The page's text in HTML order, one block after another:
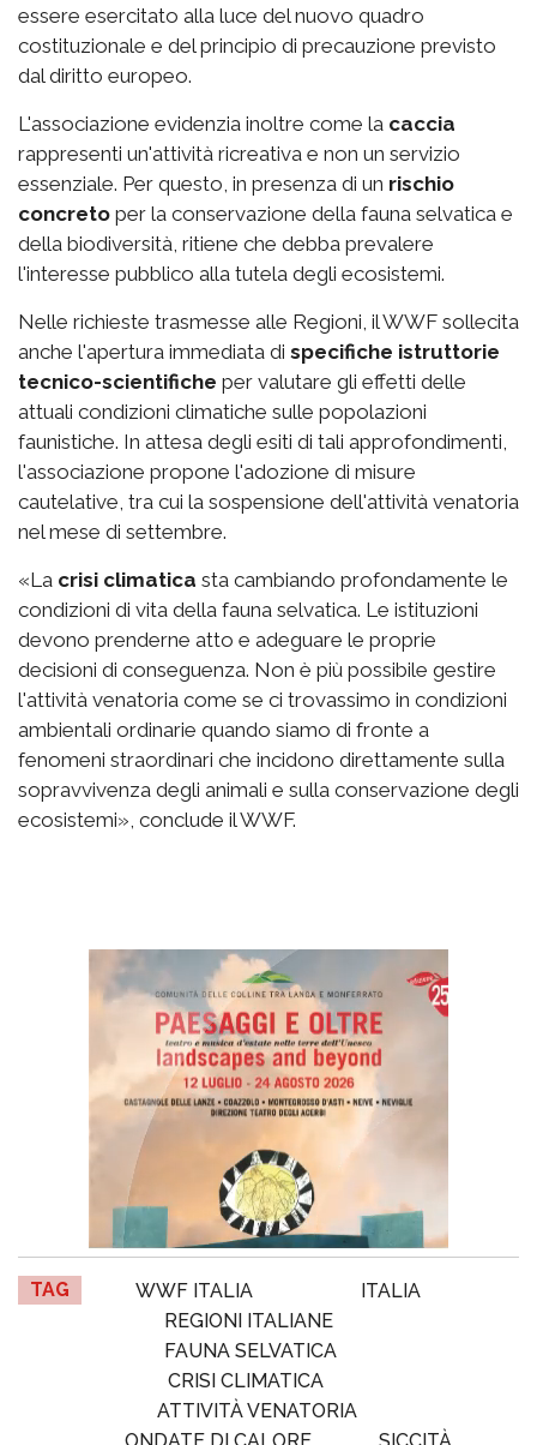
essere esercitato alla luce del nuovo quadro
costituzionale e del principio di precauzione previsto
dal diritto europeo.
L'associazione evidenzia inoltre come la caccia
rappresenti un'attività ricreativa e non un servizio
essenziale. Per questo, in presenza di un rischio
concreto per la conservazione della fauna selvatica e
della biodiversità, ritiene che debba prevalere
l'interesse pubblico alla tutela degli ecosistemi.
Nelle richieste trasmesse alle Regioni, il WWF sollecita
anche l'apertura immediata di specifiche istruttorie
tecnico-scientifiche per valutare gli effetti delle
attuali condizioni climatiche sulle popolazioni
faunistiche. In attesa degli esiti di tali approfondimenti,
l'associazione propone l'adozione di misure
cautelative, tra cui la sospensione dell'attività venatoria
nel mese di settembre.
«La crisi climatica sta cambiando profondamente le
condizioni di vita della fauna selvatica. Le istituzioni
devono prenderne atto e adeguare le proprie
decisioni di conseguenza. Non è più possibile gestire
l'attività venatoria come se ci trovassimo in condizioni
ambientali ordinarie quando siamo di fronte a
fenomeni straordinari che incidono direttamente sulla
sopravvivenza degli animali e sulla conservazione degli
ecosistemi», conclude il WWF.
TAG WWF ITALIA
ITALIA
REGIONI ITALIANE
FAUNA SELVATICA
CRISI CLIMATICA
ATTIVITÀ VENATORIA